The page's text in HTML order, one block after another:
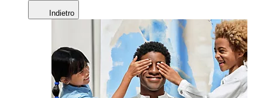
Indietro